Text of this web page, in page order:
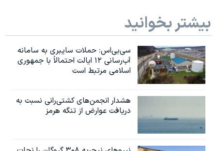
بیشتر بخوانید
سی‌بی‌اس: حملات سایبری به سامانه
آب‌رسانی ۱۲ ایالت احتمالاً با جمهوری
اسلامی مرتبط است
هشدار انجمن‌های کشتی‌رانی نسبت به
دریافت عوارض از تنگه هرمز